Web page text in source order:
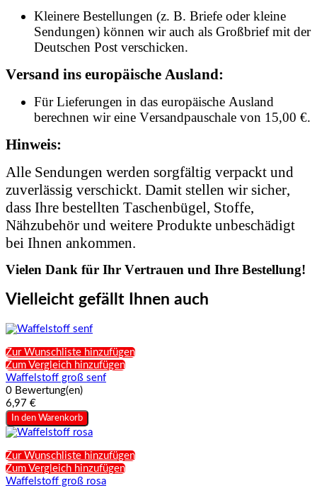
Kleinere Bestellungen (z. B. Briefe oder kleine
Sendungen) können wir auch als Großbrief mit der
Deutschen Post verschicken.
Versand ins europäische Ausland:
Für Lieferungen in das europäische Ausland
berechnen wir eine Versandpauschale von 15,00 €.
Hinweis:
Alle Sendungen werden sorgfältig verpackt und
zuverlässig verschickt. Damit stellen wir sicher,
dass Ihre bestellten Taschenbügel, Stoffe,
Nähzubehör und weitere Produkte unbeschädigt
bei Ihnen ankommen.
Vielen Dank für Ihr Vertrauen und Ihre Bestellung!
Vielleicht gefällt Ihnen auch
Zur Wunschliste hinzufügen
Zum Vergleich hinzufügen
Waffelstoff groß senf
0 Bewertung(en)
6,97 €
In den Warenkorb
Zur Wunschliste hinzufügen
Zum Vergleich hinzufügen
Waffelstoff groß rosa